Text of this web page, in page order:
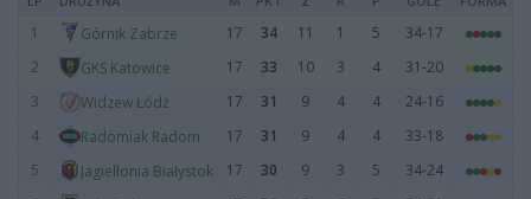
1 Górnik Zabrze 17 34 11 1 5
34-17
2
GKS Katowice 17 33 10 3 4
31-20
3
Widzew Łódź 17 31 9 4 4
24-16
4
Radomiak Radom 17 31 9 4 4
33-18
5
Jagiellonia Białystok 17 30 9 3 5
34-24